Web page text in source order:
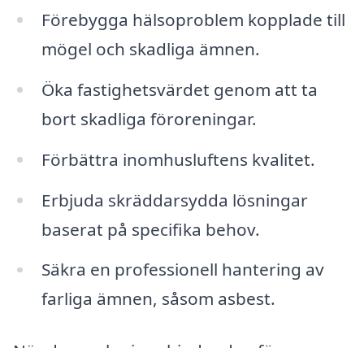
Förebygga hälsoproblem kopplade till
mögel och skadliga ämnen.
Öka fastighetsvärdet genom att ta
bort skadliga föroreningar.
Förbättra inomhusluftens kvalitet.
Erbjuda skräddarsydda lösningar
baserat på specifika behov.
Säkra en professionell hantering av
farliga ämnen, såsom asbest.